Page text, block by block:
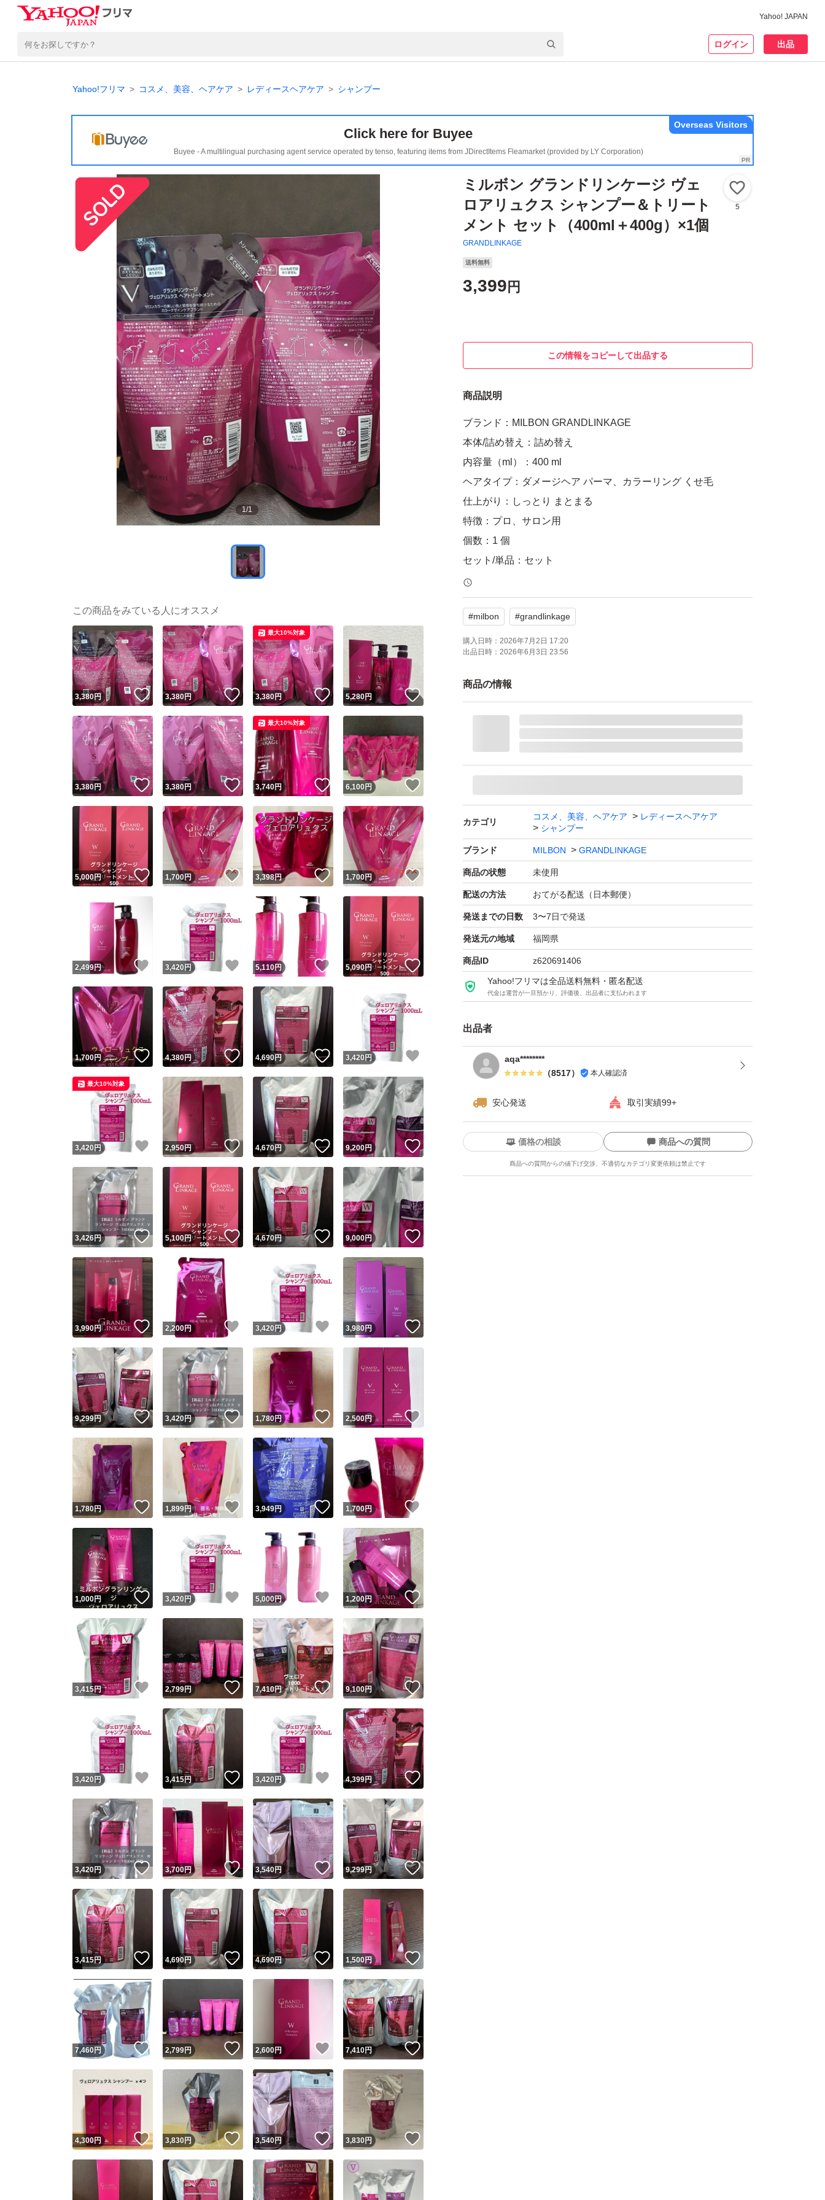
Yahoo! JAPAN
ログイン 出品
Yahoo!フリマ コスメ、美容、ヘアケア レディースヘアケア シャンプー
Click here for Buyee
Buyee - A multilingual purchasing agent service operated by tenso, featuring items from JDirectItems Fleamarket (provided by LY Corporation)
Overseas Visitors
1/1
ミルボン グランドリンケージ ヴェ
ロアリュクス シャンプー＆トリート
メント セット（400ml＋400g）×1個
GRANDLINKAGE
5
送料無料
3,399 円
この情報をコピーして出品する
商品説明
ブランド：MILBON GRANDLINKAGE
本体/詰め替え：詰め替え
内容量（ml）：400 ml
ヘアタイプ：ダメージヘア パーマ、カラーリング くせ毛
仕上がり：しっとり まとまる
特徴：プロ、サロン用
個数：1 個
セット/単品：セット
香り：フローラル
おすすめ髪質：かたい
#milbon #grandlinkage
購入日時： 2026年7月2日 17:20
出品日時： 2026年6月3日 23:56
商品の情報
カテゴリ
コスメ、美容、ヘアケア
レディースヘアケア
シャンプー
ブランド MILBON GRANDLINKAGE
商品の状態 未使用
配送の方法 おてがる配送（日本郵便）
発送までの日数 3〜7日で発送
発送元の地域 福岡県
商品ID z620691406
Yahoo!フリマは全品送料無料・匿名配送
代金は運営が一旦預かり、評価後、出品者に支払われます
出品者
aqa********
（8517） 本人確認済
安心発送 取引実績99+
ユーザーの実績について
Yahoo!フリマが定めた一定の基準を満たしたユーザーにバッジを付与しています
安心取引出品者
安心取引出品者 Yahoo!フリマの基準をクリアした安心・安全なユーザーです
取引実績
取引実績◯+ このユーザーはYahoo!フリマの取引を完了させた実績があります
他フリマ実績◯+ このユーザーは他フリマサービスでの取引実績があります
スピード&安心発送
※このバッジは実績に基づく表示であり、発送を保証しているものではありません
スピード＆安心発送
このユーザーは高頻度で24時間以内＆設定した発送日数内に発送してい
ます
このユーザーは高頻度で24時間以内に発送しています
安心発送 このユーザーは設定した発送日数内に発送しています
価格の相談 商品への質問
商品への質問からの値下げ交渉、不適切なカテゴリ変更依頼は禁止です
この商品の情報をコピーします
商品画像の無断転載は禁止 されています
コピーは
1商品につき1回
出品ページへ
キャンセル
この商品をみている人にオススメ
3,380円 いいね！
3,380円 いいね！
3,380円 いいね！
最大10%対象
5,280円 いいね！
3,380円 いいね！
3,380円 いいね！
3,740円 いいね！
最大10%対象
6,100円
5,000円 いいね！
1,700円 いいね！
3,398円 いいね！
1,700円
2,499円 いいね！
3,420円 いいね！
5,110円 いいね！
5,090円
1,700円 いいね！
4,380円 いいね！
4,690円 いいね！
3,420円
3,420円 いいね！
最大10%対象
2,950円 いいね！
4,670円 いいね！
9,200円 いいね！
3,426円 いいね！
5,100円 いいね！
4,670円 いいね！
9,000円 いいね！
3,990円 いいね！
2,200円 いいね！
3,420円 いいね！
3,980円 いいね！
9,299円 いいね！
3,420円 いいね！
1,780円 いいね！
2,500円
1,780円 いいね！
1,899円 いいね！
3,949円 いいね！
1,700円
1,000円 いいね！
3,420円 いいね！
5,000円 いいね！
1,200円 いいね！
3,415円 いいね！
2,799円 いいね！
7,410円 いいね！
9,100円 いいね！
3,420円 いいね！
3,415円 いいね！
3,420円 いいね！
4,399円 いいね！
3,420円 いいね！
3,700円 いいね！
3,540円 いいね！
9,299円 いいね！
3,415円 いいね！
4,690円 いいね！
4,690円 いいね！
1,500円
7,460円 いいね！
2,799円 いいね！
2,600円 いいね！
7,410円 いいね！
4,300円 いいね！
3,830円 いいね！
3,540円 いいね！
3,830円